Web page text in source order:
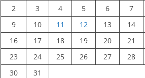
2
3 4 5 6 7
9
10 11 12 13 14
16
17 18 19 20 21
23
24 25 26 27 28
30
31